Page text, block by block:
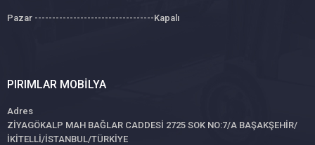
Pazar ----------------------------------Kapalı
PIRIMLAR MOBILYA
Adres
ZİYAGÖKALP MAH BAĞLAR CADDESİ 2725 SOK NO:7/A BAŞAKŞEHİR/
İKİTELLİ/İSTANBUL/TÜRKİYE